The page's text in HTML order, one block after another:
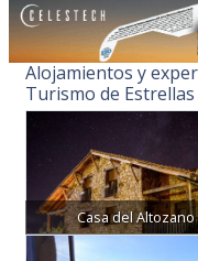
Alojamientos y
Turismo de Estrellas
Casa del Altozano